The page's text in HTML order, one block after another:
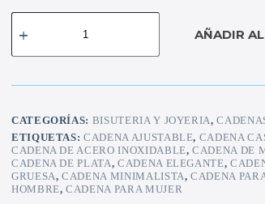
Cadena
doble
AÑADIR
CATEGORÍAS: BISUTERIA Y JOYERIA,
ETIQUETAS:CADENA AJUSTABLE, CADENA
CADENA DE ACERO INOXIDABLE,CADENA DE
CADENA DE PLATA, CADENA ELEGANTE,
GRUESA,CADENA MINIMALISTA,CADENA
HOMBRE,CADENA PARA MUJER